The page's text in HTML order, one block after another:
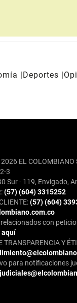
Deportes
EL COLOMBIANO
3
Sur - 119, Envigado,
(57) (604) 3315252
(57) (604)
con
aquí
TRANSPARENCIA Y
para notificaciones